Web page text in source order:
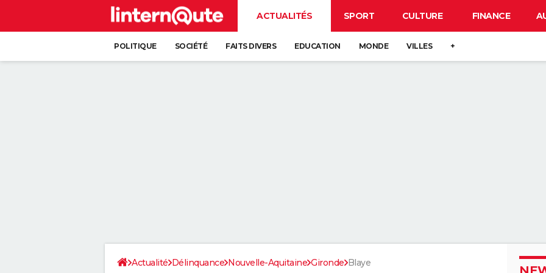
ACTUALITÉS SPORT CULTURE FINANCE
POLITIQUE SOCIÉTÉ FAITS DIVERS EDUCATION MONDE VILLES +
Actualité Délinquance Nouvelle-Aquitaine Gironde Blaye